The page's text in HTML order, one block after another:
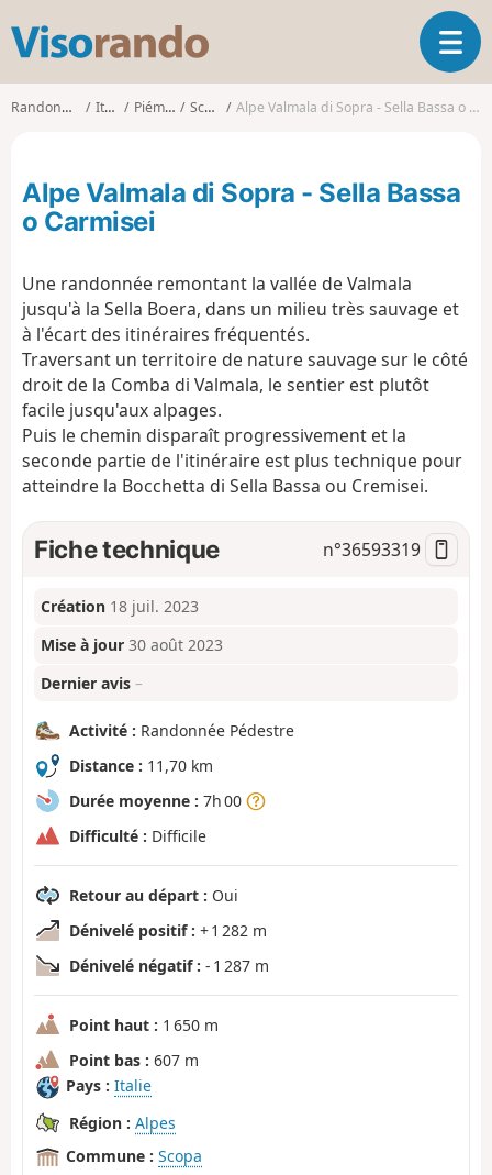
s
O
u
l
i
a
Randonnées Italie Piémont Scopa Alpe Valmala di Sopra - Sella Bassa o Carmisei
Alpe Valmala di Sopra - Sella Bassa
o Carmisei
Une randonnée remontant la vallée de Valmala
jusqu'à la Sella Boera, dans un milieu très sauvage et
à l'écart des itinéraires fréquentés.
Traversant un territoire de nature sauvage sur le côté
droit de la Comba di Valmala, le sentier est plutôt
facile jusqu'aux alpages.
Puis le chemin disparaît progressivement et la
seconde partie de l'itinéraire est plus technique pour
atteindre la Bocchetta di Sella Bassa ou Cremisei.
Fiche technique n°36593319
Création 18 juil. 2023
Mise à jour 30 août 2023
Dernier avis –
Activité : Randonnée Pédestre
Distance : 11,70 km
Durée moyenne : 7h 00
Difficulté : Difficile
Retour au départ : Oui
Dénivelé positif : + 1 282 m
Dénivelé négatif : - 1 287 m
Point haut : 1 650 m
Point bas : 607 m
Pays : Italie
Région : Alpes
Commune : Scopa